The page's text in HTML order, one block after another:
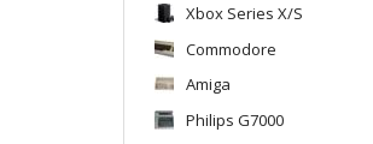
Xbox Series X/S
Commodore
Amiga
Philips G7000